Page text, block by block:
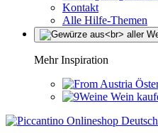
Kontakt
Alle Hilfe-Themen
Mehr Inspiration
Wein